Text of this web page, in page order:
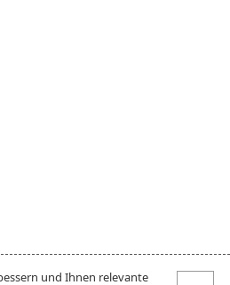
und Ihnen relevante